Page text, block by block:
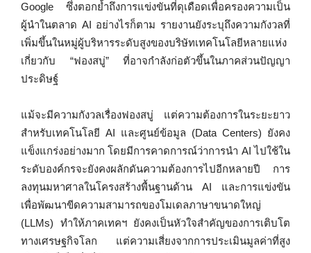
Google ซึ่งตอกย้ำถึงการแข่งขันที่ดุเดือดเพื่อครองความเป็น
ผู้นำในตลาด AI อย่างไรก็ตาม รายงานยังระบุถึงความกังวลที่
เพิ่มขึ้นในหมู่ผู้บริหารระดับสูงของบริษัทเทคโนโลยีหลายแห่ง
เกี่ยวกับ “ฟองสบู่” ที่อาจกำลังก่อตัวขึ้นในภาคส่วนปัญญา
ประดิษฐ์
แม้จะมีความกังวลเรื่องฟองสบู่ แต่ความต้องการในระยะยาว
สำหรับเทคโนโลยี AI และศูนย์ข้อมูล (Data Centers) ยังคง
แข็งแกร่งอย่างมาก โดยมีการคาดการณ์ว่าการนำ AI ไปใช้ใน
ระดับองค์กรจะยังคงผลักดันความต้องการไปอีกหลายปี การ
ลงทุนมหาศาลในโครงสร้างพื้นฐานด้าน AI และการแข่งขัน
เพื่อพัฒนาขีดความสามารถของโมเดลภาษาขนาดใหญ่
(LLMs) ทำให้ภาคเทคฯ ยังคงเป็นหัวใจสำคัญของการเติบโต
ทางเศรษฐกิจโลก แต่ความเสี่ยงจากการประเมินมูลค่าที่สูง